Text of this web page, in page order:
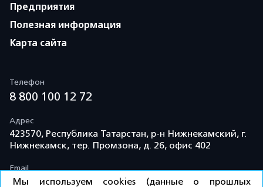
Предприятия
Полезная информация
Карта сайта
Телефон
8 800 100 12 72
Адрес
423570, Республика Татарстан, р-н Нижнекамский, г.
Нижнекамск, тер. Промзона, д. 26, офис 402
Email
info@td-kama.com
Мы используем cookies (данные о прошлых